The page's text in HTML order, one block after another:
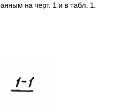
на черт. 1 и в табл. 1.